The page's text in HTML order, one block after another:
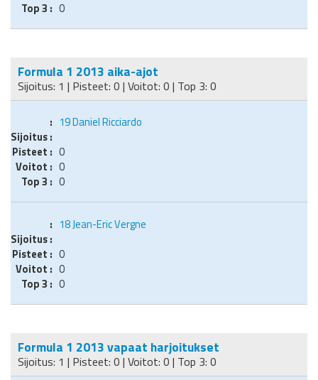
0
Formula 1 2013 aika-ajot
Sijoitus: 1 | Pisteet: 0 | Voitot: 0 | Top 3: 0
19Daniel Ricciardo
0
0
0
18Jean-Eric Vergne
0
0
0
Formula 1 2013 vapaat harjoitukset
Sijoitus: 1 | Pisteet: 0 | Voitot: 0 | Top 3: 0